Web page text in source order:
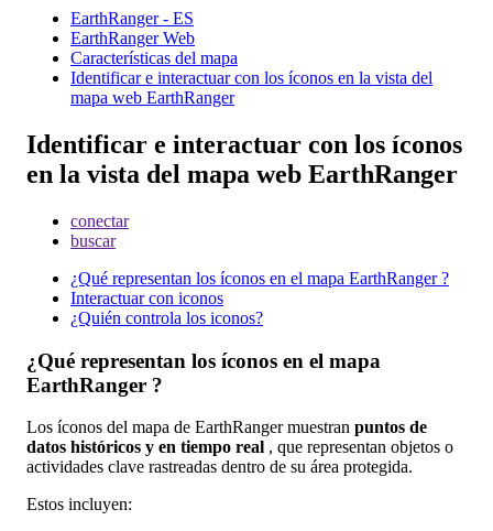
EarthRanger - ES
EarthRanger Web
Características del mapa
Identificar e interactuar con los íconos en la vista del
mapa web EarthRanger
Identificar e interactuar con los íconos
en la vista del mapa web EarthRanger
conectar
buscar
¿Qué representan los íconos en el mapa EarthRanger ?
Interactuar con iconos
¿Quién controla los iconos?
¿Qué representan los íconos en el mapa
EarthRanger ?
Los íconos del mapa de EarthRanger muestran puntos de
datos históricos y en tiempo real , que representan objetos o
actividades clave rastreadas dentro de su área protegida.
Estos incluyen: